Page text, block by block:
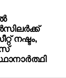
നഷ്ടം,